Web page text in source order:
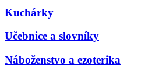
Kuchárky
Učebnice a slovníky
Náboženstvo a ezoterika